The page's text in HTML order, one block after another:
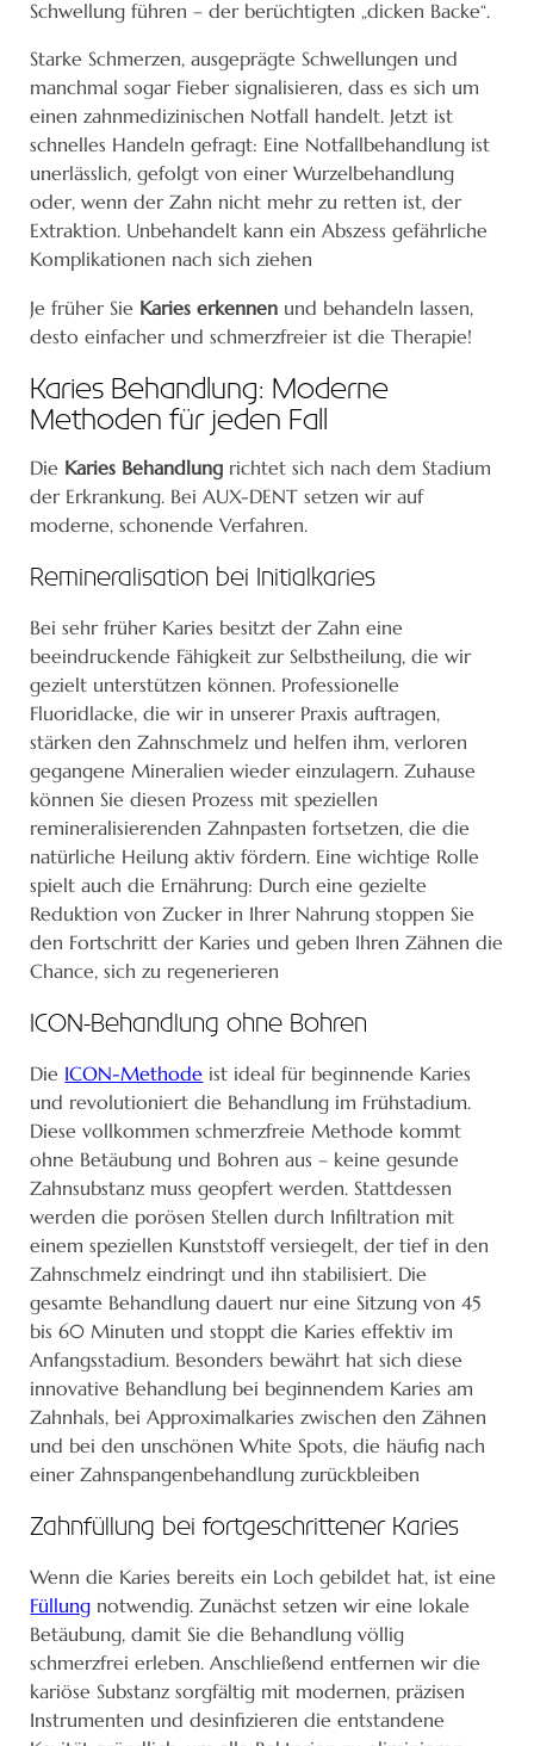
Schwellung führen – der berüchtigten „dicken Backe“.
Starke Schmerzen, ausgeprägte Schwellungen und
manchmal sogar Fieber signalisieren, dass es sich um
einen zahnmedizinischen Notfall handelt. Jetzt ist
schnelles Handeln gefragt: Eine Notfallbehandlung ist
unerlässlich, gefolgt von einer Wurzelbehandlung
oder, wenn der Zahn nicht mehr zu retten ist, der
Extraktion. Unbehandelt kann ein Abszess gefährliche
Komplikationen nach sich ziehen
Je früher Sie Karies erkennen und behandeln lassen,
desto einfacher und schmerzfreier ist die Therapie!
Karies Behandlung: Moderne
Methoden für jeden Fall
Die Karies Behandlung richtet sich nach dem Stadium
der Erkrankung. Bei AUX-DENT setzen wir auf
moderne, schonende Verfahren.
Remineralisation bei Initialkaries
Bei sehr früher Karies besitzt der Zahn eine
beeindruckende Fähigkeit zur Selbstheilung, die wir
gezielt unterstützen können. Professionelle
Fluoridlacke, die wir in unserer Praxis auftragen,
stärken den Zahnschmelz und helfen ihm, verloren
gegangene Mineralien wieder einzulagern. Zuhause
können Sie diesen Prozess mit speziellen
remineralisierenden Zahnpasten fortsetzen, die die
natürliche Heilung aktiv fördern. Eine wichtige Rolle
spielt auch die Ernährung: Durch eine gezielte
Reduktion von Zucker in Ihrer Nahrung stoppen Sie
den Fortschritt der Karies und geben Ihren Zähnen die
Chance, sich zu regenerieren
ICON-Behandlung ohne Bohren
Die ICON-Methode ist ideal für beginnende Karies
und revolutioniert die Behandlung im Frühstadium.
Diese vollkommen schmerzfreie Methode kommt
ohne Betäubung und Bohren aus – keine gesunde
Zahnsubstanz muss geopfert werden. Stattdessen
werden die porösen Stellen durch Infiltration mit
einem speziellen Kunststoff versiegelt, der tief in den
Zahnschmelz eindringt und ihn stabilisiert. Die
gesamte Behandlung dauert nur eine Sitzung von 45
bis 60 Minuten und stoppt die Karies effektiv im
Anfangsstadium. Besonders bewährt hat sich diese
innovative Behandlung bei beginnendem Karies am
Zahnhals, bei Approximalkaries zwischen den Zähnen
und bei den unschönen White Spots, die häufig nach
einer Zahnspangenbehandlung zurückbleiben
Zahnfüllung bei fortgeschrittener Karies
Wenn die Karies bereits ein Loch gebildet hat, ist eine
Füllung notwendig. Zunächst setzen wir eine lokale
Betäubung, damit Sie die Behandlung völlig
schmerzfrei erleben. Anschließend entfernen wir die
kariöse Substanz sorgfältig mit modernen, präzisen
Instrumenten und desinfizieren die entstandene